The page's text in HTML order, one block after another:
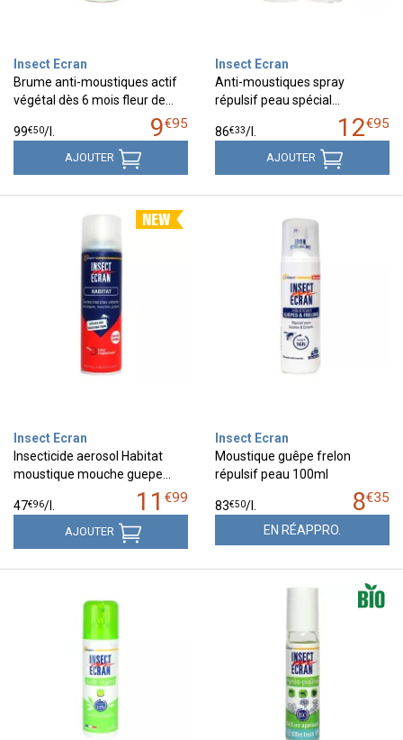
Insect Ecran
Brume anti-moustiques actif
végétal dès 6 mois fleur de…
9€95
99€50/
AJOUTER
Insect Ecran
Anti-moustiques spray
répulsif peau spécial…
12€95
86€33/
AJOUTER
Insect Ecran
Insecticide aerosol Habitat
moustique mouche guepe…
11 €99
47€96/
AJOUTER
Insect Ecran
Moustique guêpe frelon
répulsif peau 100ml
8€35
83€50/
EN RÉAPPRO.